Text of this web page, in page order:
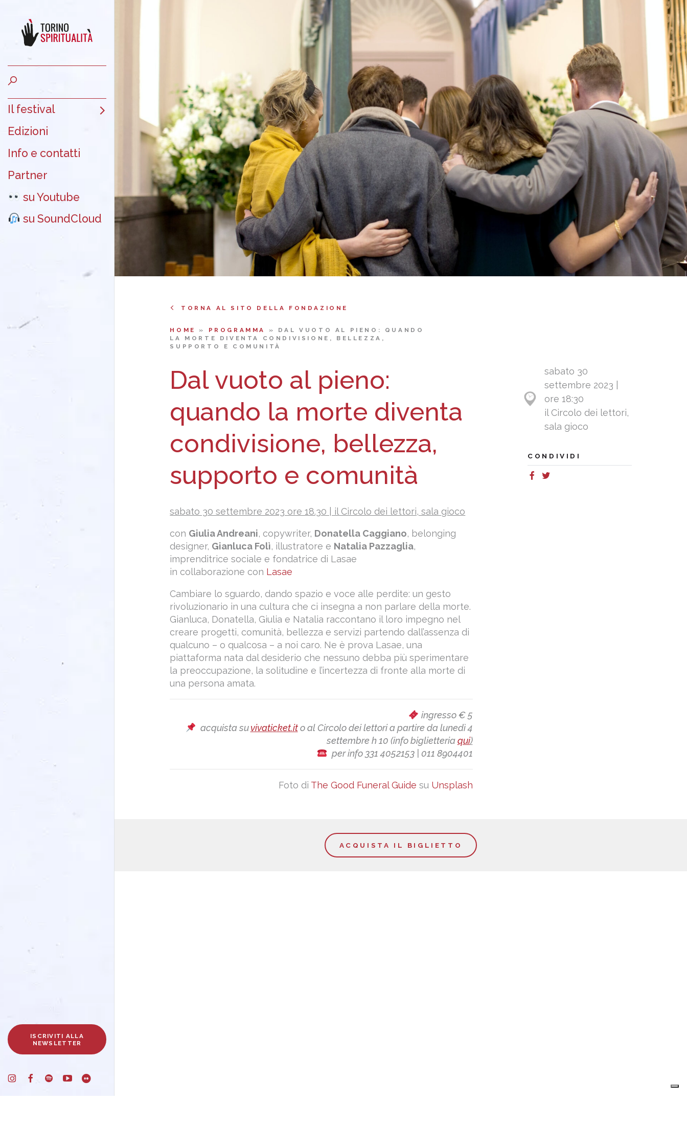
Il festival
Edizioni
Info e contatti
Partner
su Youtube
su SoundCloud
ISCRIVITI ALLA
NEWSLETTER
TORNA AL SITO DELLA FONDAZIONE
HOME » PROGRAMMA » DAL VUOTO AL PIENO: QUANDO
LA MORTE DIVENTA CONDIVISIONE, BELLEZZA,
SUPPORTO E COMUNITÀ
Dal vuoto al pieno:
quando la morte diventa
condivisione, bellezza,
supporto e comunità
sabato 30 settembre 2023 ore 18.30 | il Circolo dei lettori, sala gioco
con Giulia Andreani, copywriter, Donatella Caggiano, belonging
designer, Gianluca Folì, illustratore e Natalia Pazzaglia,
imprenditrice sociale e fondatrice di Lasae
in collaborazione con Lasae
Cambiare lo sguardo, dando spazio e voce alle perdite: un gesto
rivoluzionario in una cultura che ci insegna a non parlare della morte.
Gianluca, Donatella, Giulia e Natalia raccontano il loro impegno nel
creare progetti, comunità, bellezza e servizi partendo dall’assenza di
qualcuno – o qualcosa – a noi caro. Ne è prova Lasae, una
piattaforma nata dal desiderio che nessuno debba più sperimentare
la preoccupazione, la solitudine e l’incertezza di fronte alla morte di
una persona amata.
ingresso € 5
acquista suvivaticket.ito al Circolo dei lettori a partire da lunedì 4
settembre h 10 (info biglietteriaqui)
per info 331 4052153 | 011 8904401
Foto di The Good Funeral Guide su Unsplash
sabato 30
settembre 2023 |
ore 18:30
il Circolo dei lettori,
sala gioco
CONDIVIDI
ACQUISTA IL BIGLIETTO